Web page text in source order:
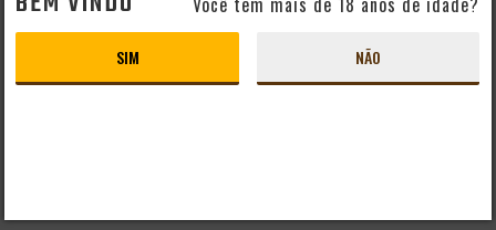
Perguntas Frequentes
Mapa do Site
Formas de Pagamento
Taxas de Entrega
SIM NÃO